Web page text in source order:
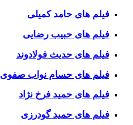
فیلم های حامد کمیلی
فیلم های حبیب رضایی
فیلم های حدیث فولادوند
فیلم های حسام نواب صفوی
فیلم های حمید فرخ نژاد
فیلم های حمید گودرزی